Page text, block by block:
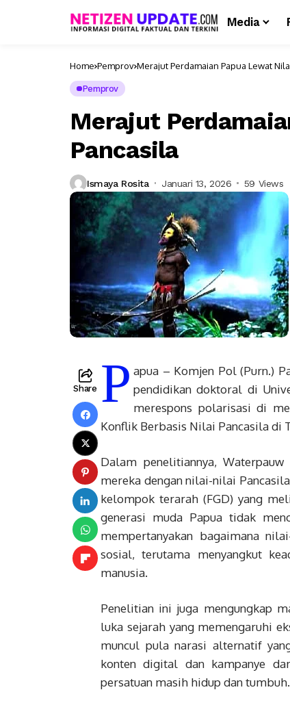
Media
Home Pemprov Merajut Perdamaian Papua Lewat
Pemprov
Merajut
Pancasila
Ismaya Rosita Januari 13, 2026 59 Views
Share P apua – Komjen Pol (Purn.)
pendidikan doktoral di
merespons polarisasi di
Konflik Berbasis Nilai Pancasila di
Dalam penelitiannya,
mereka dengan nilai-nilai
kelompok terarah (FGD) yang
generasi muda Papua tidak
mempertanyakan bagaimana
sosial, terutama menyangkut
manusia.
Penelitian ini juga mengungkap
luka sejarah yang memengaruhi
muncul pula narasi alternatif
konten digital dan kampanye
persatuan masih hidup dan tumbuh.